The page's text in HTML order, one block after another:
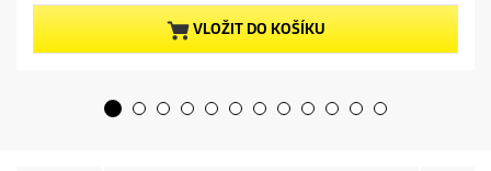
t
p
z
h
VLOŽIT DO KOŠÍKU